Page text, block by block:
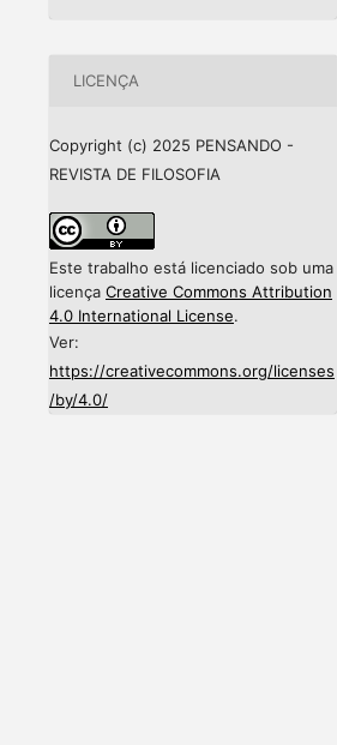
LICENÇA
Copyright (c) 2025 PENSANDO -
REVISTA DE FILOSOFIA
Este trabalho está licenciado sob uma
licença Creative Commons Attribution
4.0 International License.
Ver:
https://creativecommons.org/licenses
/by/4.0/